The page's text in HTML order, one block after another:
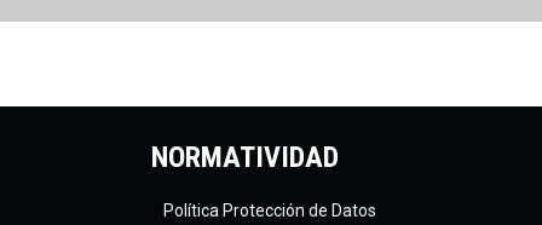
NORMATIVIDAD
Política Protección de Datos